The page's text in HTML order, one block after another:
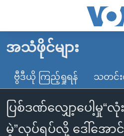
လွယ်ကူ
သည့်
Link
များ
ပင်မ
မူလစာမျက်နှာ
မြန်မာ
ကမ္ဘာ့သတင်းများ
နိုင်ငံတကာ
အမေရိကန်
ဗွီဒီယို
သတင်းလွတ်လပ်ခွင့်
အသံဖိုင်များ
ဗွီဒီယို ကြည့်ရှုရန် သတင်း
ပြစ်ဒဏ်လျှော့ပေါ့မှု“လုံ
မဲ့”လုပ်ရပ်လို့ ဒေါ်အော